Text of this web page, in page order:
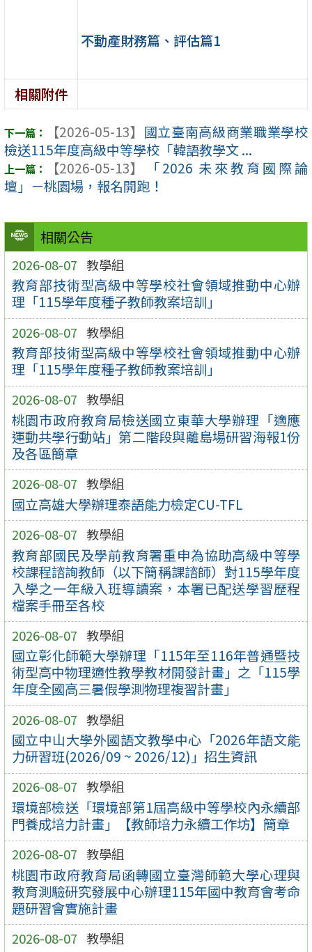
相關公告
2026-08-07 教學組
教育部技術型高級中等學校社會領域推動中心辦
理「115學年度種子教師教案培訓」
2026-08-07 教學組
教育部技術型高級中等學校社會領域推動中心辦
理「115學年度種子教師教案培訓」
2026-08-07 教學組
桃園市政府教育局檢送國立東華大學辦理「適應
運動共學行動站」第二階段與離島場研習海報1份
及各區簡章
2026-08-07 教學組
國立高雄大學辦理泰語能力檢定CU-TFL
2026-08-07 教學組
教育部國民及學前教育署重申為協助高級中等學
校課程諮詢教師（以下簡稱課諮師）對115學年度
入學之一年級入班導讀案，本署已配送學習歷程
檔案手冊至各校
2026-08-07 教學組
國立彰化師範大學辦理「115年至116年普通暨技
術型高中物理適性教學教材開發計畫」之「115學
年度全國高三暑假學測物理複習計畫」
2026-08-07 教學組
國立中山大學外國語文教學中心「2026年語文能
力研習班(2026/09 ~ 2026/12)」招生資訊
2026-08-07 教學組
環境部檢送「環境部第1屆高級中等學校內永續部
門養成培力計畫」【教師培力永續工作坊】簡章
2026-08-07 教學組
桃園市政府教育局函轉國立臺灣師範大學心理與
教育測驗研究發展中心辦理115年國中教育會考命
題研習會實施計畫
2026-08-07 教學組
不動產財務篇、評估篇1
相關附件
【2026-05-13】 國立臺南高級商業職業學校
檢送115年度高級中等學校「韓語教學文 ...
【2026-05-13】
「2026 未來教育國際論
壇」－桃園場，報名開跑！